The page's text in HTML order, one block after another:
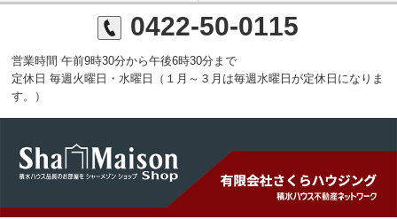
0422-50-0115
営業時間 午前9時30分から午後6時30分まで
定休日 毎週火曜日・水曜日（１月～３月は毎週水曜日が定休日になりま
す。）